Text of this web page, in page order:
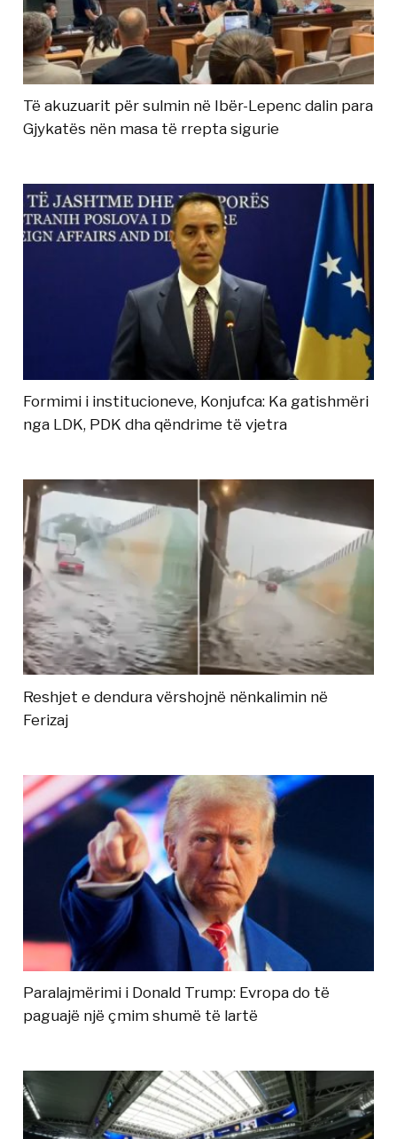
Të akuzuarit për sulmin në Ibër-Lepenc dalin para
Gjykatës nën masa të rrepta sigurie
Formimi i institucioneve, Konjufca: Ka gatishmëri
nga LDK, PDK dha qëndrime të vjetra
Reshjet e dendura vërshojnë nënkalimin në
Ferizaj
Paralajmërimi i Donald Trump: Evropa do të
paguajë një çmim shumë të lartë